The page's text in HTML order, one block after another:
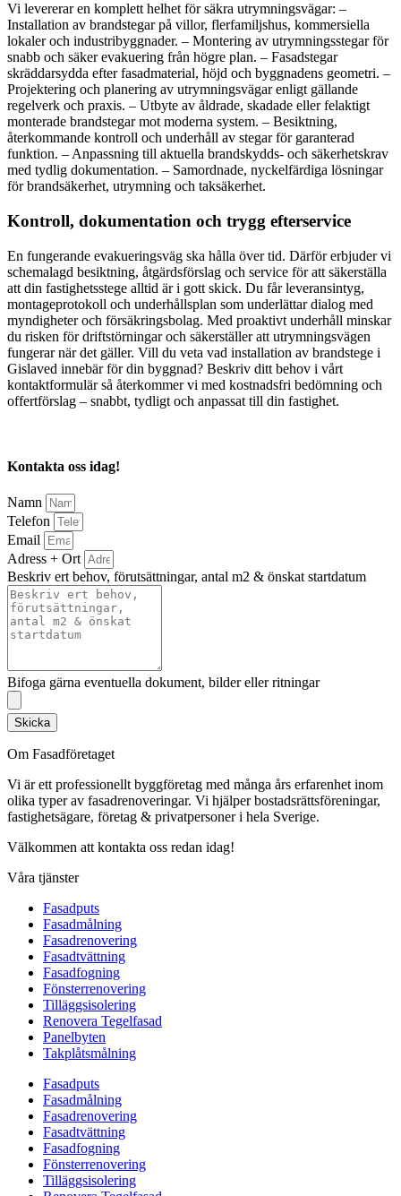
Vi levererar en komplett helhet för säkra utrymningsvägar: –
Installation av brandstegar på villor, flerfamiljshus, kommersiella
lokaler och industribyggnader. – Montering av utrymningsstegar för
snabb och säker evakuering från högre plan. – Fasadstegar
skräddarsydda efter fasadmaterial, höjd och byggnadens geometri. –
Projektering och planering av utrymningsvägar enligt gällande
regelverk och praxis. – Utbyte av åldrade, skadade eller felaktigt
monterade brandstegar mot moderna system. – Besiktning,
återkommande kontroll och underhåll av stegar för garanterad
funktion. – Anpassning till aktuella brandskydds- och säkerhetskrav
med tydlig dokumentation. – Samordnade, nyckelfärdiga lösningar
för brandsäkerhet, utrymning och taksäkerhet.
Kontroll, dokumentation och trygg efterservice
En fungerande evakueringsväg ska hålla över tid. Därför erbjuder vi
schemalagd besiktning, åtgärdsförslag och service för att säkerställa
att din fastighetsstege alltid är i gott skick. Du får leveransintyg,
montageprotokoll och underhållsplan som underlättar dialog med
myndigheter och försäkringsbolag. Med proaktivt underhåll minskar
du risken för driftstörningar och säkerställer att utrymningsvägen
fungerar när det gäller. Vill du veta vad installation av brandstege i
Gislaved innebär för din byggnad? Beskriv ditt behov i vårt
kontaktformulär så återkommer vi med kostnadsfri bedömning och
offertförslag – snabbt, tydligt och anpassat till din fastighet.
Kontakta oss idag!
Namn
Telefon
Email
Adress + Ort
Beskriv ert behov, förutsättningar, antal m2 & önskat startdatum
Bifoga gärna eventuella dokument, bilder eller ritningar
Skicka
Om Fasadföretaget
Vi är ett professionellt byggföretag med många års erfarenhet inom
olika typer av fasadrenoveringar. Vi hjälper bostadsrättsföreningar,
fastighetsägare, företag & privatpersoner i hela Sverige.
Välkommen att kontakta oss redan idag!
Våra tjänster
Fasadputs
Fasadmålning
Fasadrenovering
Fasadtvättning
Fasadfogning
Fönsterrenovering
Tilläggsisolering
Renovera Tegelfasad
Panelbyten
Takplåtsmålning
Fasadputs
Fasadmålning
Fasadrenovering
Fasadtvättning
Fasadfogning
Fönsterrenovering
Tilläggsisolering